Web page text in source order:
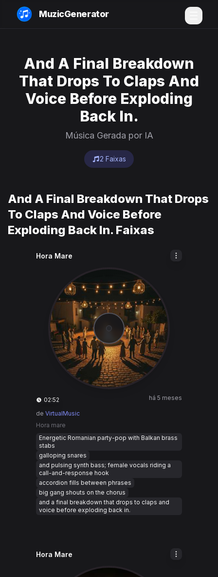
MuzicGenerator
And A Final Breakdown
That Drops To Claps And
Voice Before Exploding
Back In.
Música Gerada por IA
2 Faixas
And A Final Breakdown That Drops
To Claps And Voice Before
Exploding Back In. Faixas
Hora Mare
02:52 há 5 meses
de VirtualMusic
Hora mare
Energetic Romanian party-pop with Balkan brass
stabs
galloping snares
and pulsing synth bass; female vocals riding a
call-and-response hook
accordion fills between phrases
big gang shouts on the chorus
and a final breakdown that drops to claps and
voice before exploding back in.
Hora Mare